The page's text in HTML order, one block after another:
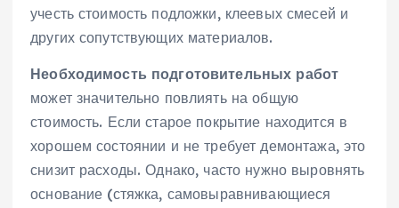
учесть стоимость подложки‚ клеевых смесей и
других сопутствующих материалов.
Необходимость подготовительных работ
может значительно повлиять на общую
стоимость. Если старое покрытие находится в
хорошем состоянии и не требует демонтажа‚ это
снизит расходы. Однако‚ часто нужно выровнять
основание (стяжка‚ самовыравнивающиеся